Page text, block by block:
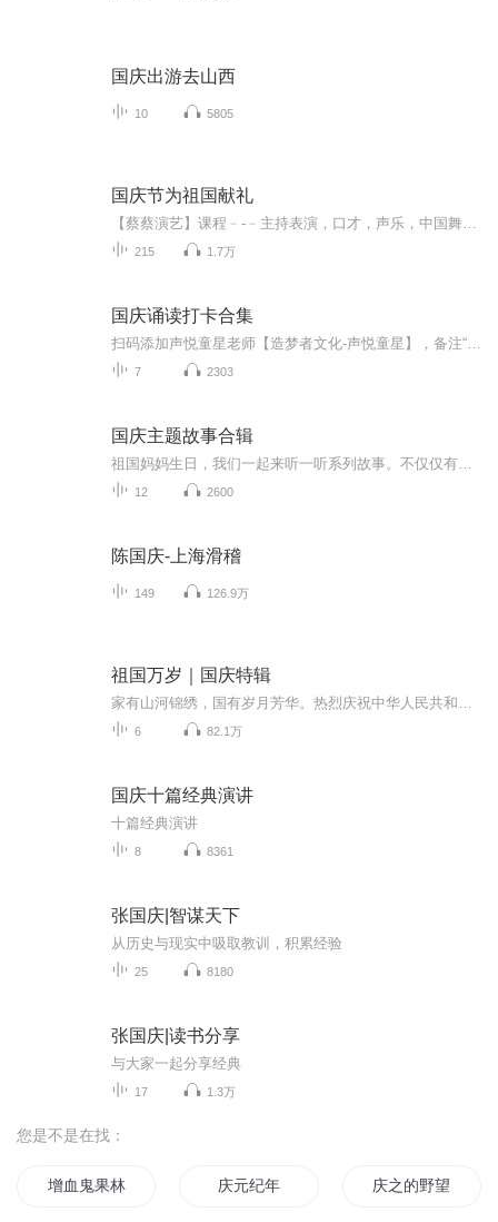
国庆出游去山西
10 5805
国庆节为祖国献礼
215 1.7万
国庆诵读打卡合集
7 2303
国庆主题故事合辑
12 2600
陈国庆-上海滑稽
149 126.9万
祖国万岁｜国庆特辑
6 82.1万
国庆十篇经典演讲
十篇经典演讲
8 8361
张国庆|智谋天下
从历史与现实中吸取教训，积累经验
25 8180
张国庆|读书分享
与大家一起分享经典
17 1.3万
您是不是在找：
增血鬼果林 庆元纪年 庆之的野望